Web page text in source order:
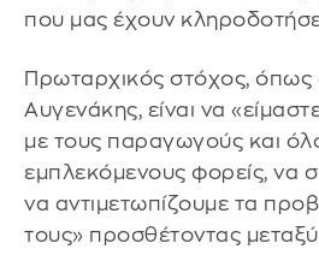
που μας έχουν
Πρωταρχικός στόχος, όπως
Αυγενάκης, είναι να
με τους παραγωγούς και
εμπλεκόμενους φορείς, να
να αντιμετωπίζουμε τα
τους» προσθέτοντας